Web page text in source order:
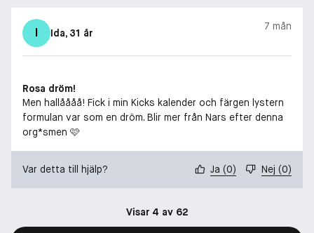
I Ida, 31 år
7 mån
Rosa dröm!
Men hallåååå! Fick i min Kicks kalender och färgen lystern
formulan var som en dröm. Blir mer från Nars efter denna
org*smen 🩷
Var detta till hjälp? Ja (0) Nej (0)
Visar 4 av 62